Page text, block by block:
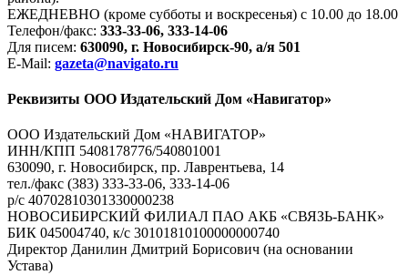
ЕЖЕДНЕВНО (кроме субботы и воскресенья) с 10.00 до 18.00
Телефон/факс: 333-33-06, 333-14-06
Для писем: 630090, г. Новосибирск-90, а/я 501
E-Mail: gazeta@navigato.ru
Реквизиты ООО Издательский Дом «Навигатор»
ООО Издательский Дом «НАВИГАТОР»
ИНН/КПП 5408178776/540801001
630090, г. Новосибирск, пр. Лаврентьева, 14
тел./факс (383) 333-33-06, 333-14-06
р/с 40702810301330000238
НОВОСИБИРСКИЙ ФИЛИАЛ ПАО АКБ «СВЯЗЬ-БАНК»
БИК 045004740, к/с 30101810100000000740
Директор Данилин Дмитрий Борисович (на основании
Устава)